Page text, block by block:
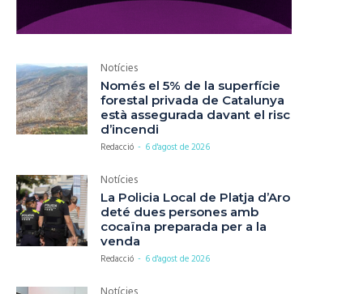
Notícies
Només el 5% de la superfície
forestal privada de Catalunya
està assegurada davant el risc
d’incendi
Redacció - 6 d'agost de 2026
Notícies
La Policia Local de Platja d’Aro
deté dues persones amb
cocaïna preparada per a la
venda
Redacció - 6 d'agost de 2026